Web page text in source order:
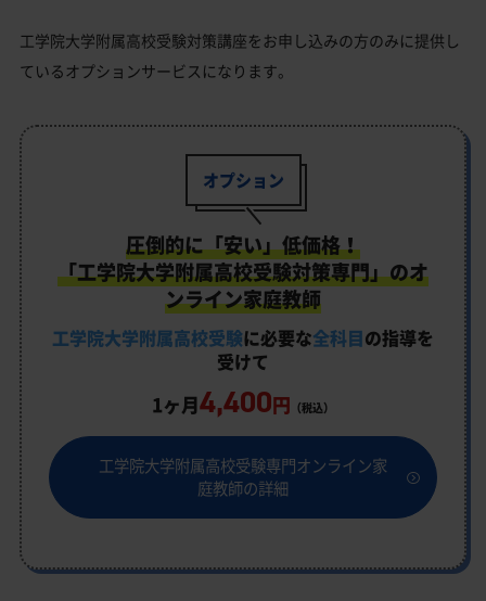
工学院大学附属高校受験対策講座をお申し込みの方のみに提供し
ているオプションサービスになります。
オプション
圧倒的に「安い」低価格！
「工学院大学附属高校受験対策専門」のオ
ンライン家庭教師
工学院大学附属高校受験に必要な全科目の指導を
受けて
1ヶ月4,400円 （税込）
工学院大学附属高校受験専門オンライン家
庭教師の詳細